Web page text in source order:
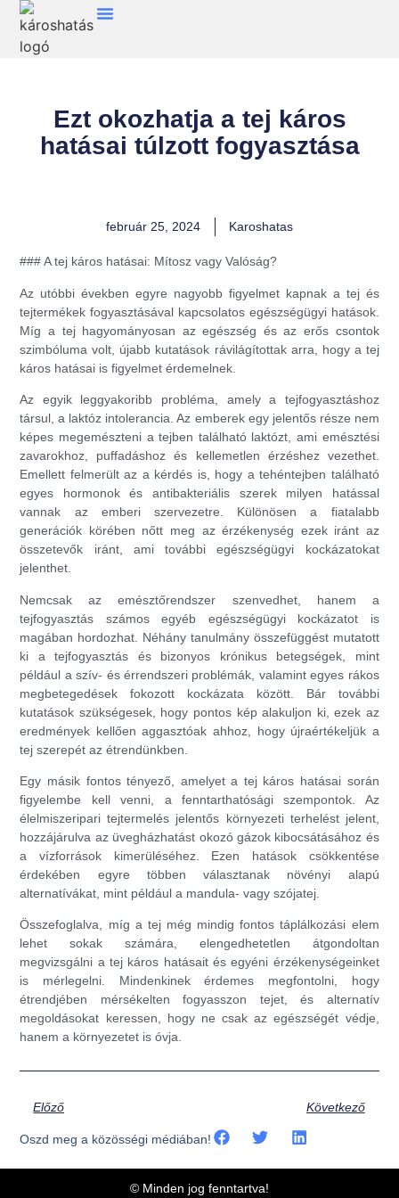
Ezt okozhatja a tej káros
hatásai túlzott fogyasztása
február 25, 2024 Karoshatas
### A tej káros hatásai: Mítosz vagy Valóság?
Az utóbbi években egyre nagyobb figyelmet kapnak a tej és
tejtermékek fogyasztásával kapcsolatos egészségügyi hatások.
Míg a tej hagyományosan az egészség és az erős csontok
szimbóluma volt, újabb kutatások rávilágítottak arra, hogy a tej
káros hatásai is figyelmet érdemelnek.
Az egyik leggyakoribb probléma, amely a tejfogyasztáshoz
társul, a laktóz intolerancia. Az emberek egy jelentős része nem
képes megemészteni a tejben található laktózt, ami emésztési
zavarokhoz, puffadáshoz és kellemetlen érzéshez vezethet.
Emellett felmerült az a kérdés is, hogy a tehéntejben található
egyes hormonok és antibakteriális szerek milyen hatással
vannak az emberi szervezetre. Különösen a fiatalabb
generációk körében nőtt meg az érzékenység ezek iránt az
összetevők iránt, ami további egészségügyi kockázatokat
jelenthet.
Nemcsak az emésztőrendszer szenvedhet, hanem a
tejfogyasztás számos egyéb egészségügyi kockázatot is
magában hordozhat. Néhány tanulmány összefüggést mutatott
ki a tejfogyasztás és bizonyos krónikus betegségek, mint
például a szív- és érrendszeri problémák, valamint egyes rákos
megbetegedések fokozott kockázata között. Bár további
kutatások szükségesek, hogy pontos kép alakuljon ki, ezek az
eredmények kellően aggasztóak ahhoz, hogy újraértékeljük a
tej szerepét az étrendünkben.
Egy másik fontos tényező, amelyet a tej káros hatásai során
figyelembe kell venni, a fenntarthatósági szempontok. Az
élelmiszeripari tejtermelés jelentős környezeti terhelést jelent,
hozzájárulva az üvegházhatást okozó gázok kibocsátásához és
a vízforrások kimerüléséhez. Ezen hatások csökkentése
érdekében egyre többen választanak növényi alapú
alternatívákat, mint például a mandula- vagy szójatej.
Összefoglalva, míg a tej még mindig fontos táplálkozási elem
lehet sokak számára, elengedhetetlen átgondoltan
megvizsgálni a tej káros hatásait és egyéni érzékenységeinket
is mérlegelni. Mindenkinek érdemes megfontolni, hogy
étrendjében mérsékelten fogyasszon tejet, és alternatív
megoldásokat keressen, hogy ne csak az egészségét védje,
hanem a környezetet is óvja.
Előző Következő
Oszd meg a közösségi médiában!
© Minden jog fenntartva!